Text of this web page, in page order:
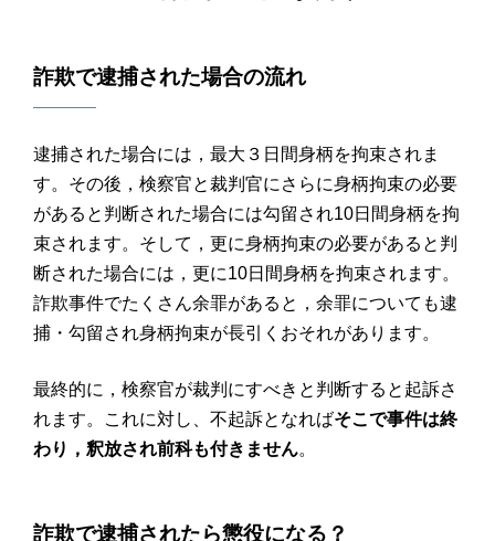
詐欺で逮捕された場合の流れ
逮捕された場合には，最大３日間身柄を拘束されま
す。その後，検察官と裁判官にさらに身柄拘束の必要
があると判断された場合には勾留され10日間身柄を拘
束されます。そして，更に身柄拘束の必要があると判
断された場合には，更に10日間身柄を拘束されます。
詐欺事件でたくさん余罪があると，余罪についても逮
捕・勾留され身柄拘束が長引くおそれがあります。
最終的に，検察官が裁判にすべきと判断すると起訴さ
れます。これに対し、不起訴となればそこで事件は終
わり，釈放され前科も付きません。
詐欺で逮捕されたら懲役になる？